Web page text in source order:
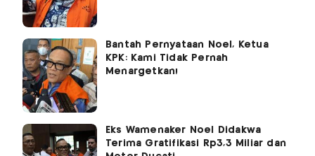
Bantah Pernyataan Noel, Ketua
KPK: Kami Tidak Pernah
Menargetkan!
Eks Wamenaker Noel Didakwa
Terima Gratifikasi Rp3,3 Miliar dan